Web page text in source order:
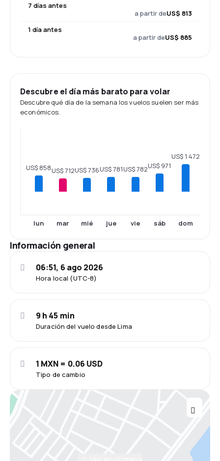
7 días antes
a partir deUS$ 813
1 día antes
a partir deUS$ 885
Descubre el día más barato para volar
Descubre qué día de la semana los vuelos suelen ser más
económicos.
US$ 858
lun
US$ 712
mar
US$ 736
mié
US$ 781
jue
US$ 782
vie
US$ 971
sáb
US$ 1 472
dom
Información general
Hora local (UTC-8)
06:51, 6 ago 2026
Duración del vuelo desde Lima
9 h 45 min
Tipo de cambio
1 MXN = 0.06 USD